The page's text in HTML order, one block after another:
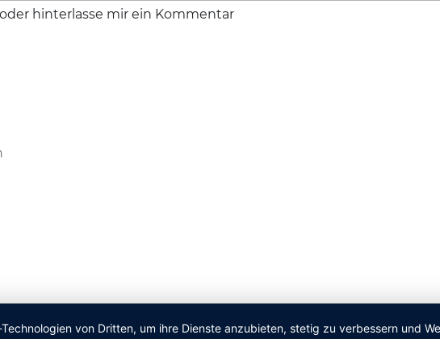
hinterlasse mir ein Kommentar
von Dritten, um ihre Dienste anzubieten, stetig zu verbessern und